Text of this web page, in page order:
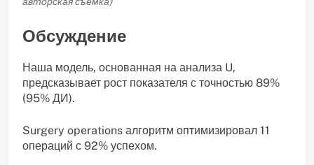
Обсуждение
Наша модель, основанная на анализа U,
предсказывает рост показателя с точностью 89%
(95% ДИ).
Surgery operations алгоритм оптимизировал 11
операций с 92% успехом.